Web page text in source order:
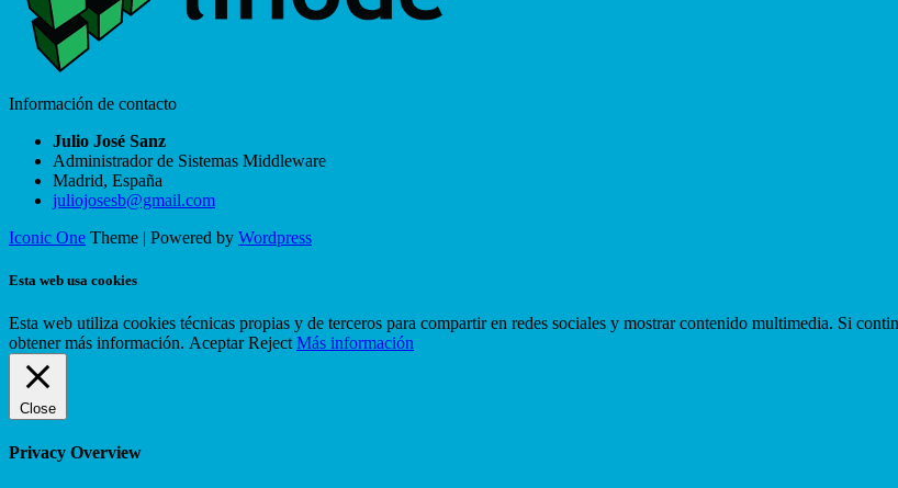
Información de contacto
Julio José Sanz
Administrador de Sistemas Middleware
Madrid, España
juliojosesb@gmail.com
Iconic One Theme | Powered by Wordpress
Esta web usa cookies
Esta web utiliza cookies técnicas propias y de terceros para compartir en redes sociales y mostrar contenido multimedia. Si
obtener más información. Aceptar Reject Más información
Close
Privacy Overview